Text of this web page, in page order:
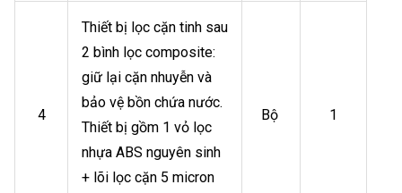
4
Thiết bị lọc cặn tinh sau
2 bình lọc composite:
giữ lại cặn nhuyễn và
bảo vệ bồn chứa nước.
Thiết bị gồm 1 vỏ lọc
nhựa ABS nguyên sinh
+ lõi lọc cặn 5 micron
Bộ 1